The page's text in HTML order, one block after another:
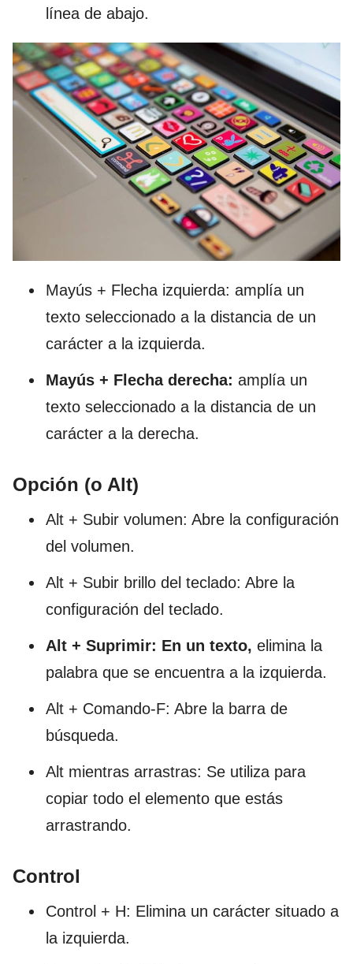
línea de abajo.
Mayús + Flecha izquierda: amplía un
texto seleccionado a la distancia de un
carácter a la izquierda.
Mayús + Flecha derecha: amplía un
texto seleccionado a la distancia de un
carácter a la derecha.
Opción (o Alt)
Alt + Subir volumen: Abre la configuración
del volumen.
Alt + Subir brillo del teclado: Abre la
configuración del teclado.
Alt + Suprimir: En un texto, elimina la
palabra que se encuentra a la izquierda.
Alt + Comando-F: Abre la barra de
búsqueda.
Alt mientras arrastras: Se utiliza para
copiar todo el elemento que estás
arrastrando.
Control
Control + H: Elimina un carácter situado a
la izquierda.